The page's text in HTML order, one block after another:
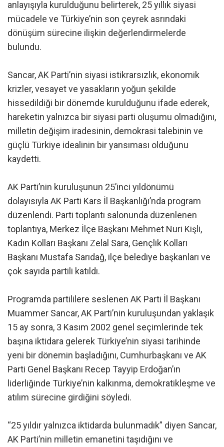
anlayışıyla kurulduğunu belirterek, 25 yıllık siyasi
mücadele ve Türkiye’nin son çeyrek asrındaki
dönüşüm sürecine ilişkin değerlendirmelerde
bulundu.
Sancar, AK Parti’nin siyasi istikrarsızlık, ekonomik
krizler, vesayet ve yasakların yoğun şekilde
hissedildiği bir dönemde kurulduğunu ifade ederek,
hareketin yalnızca bir siyasi parti oluşumu olmadığını,
milletin değişim iradesinin, demokrasi talebinin ve
güçlü Türkiye idealinin bir yansıması olduğunu
kaydetti.
AK Parti’nin kuruluşunun 25’inci yıldönümü
dolayısıyla AK Parti Kars İl Başkanlığı’nda program
düzenlendi. Parti toplantı salonunda düzenlenen
toplantıya, Merkez İlçe Başkanı Mehmet Nuri Kişli,
Kadın Kolları Başkanı Zelal Sara, Gençlik Kolları
Başkanı Mustafa Sarıdağ, ilçe belediye başkanları ve
çok sayıda partili katıldı.
Programda partililere seslenen AK Parti İl Başkanı
Muammer Sancar, AK Parti’nin kuruluşundan yaklaşık
15 ay sonra, 3 Kasım 2002 genel seçimlerinde tek
başına iktidara gelerek Türkiye’nin siyasi tarihinde
yeni bir dönemin başladığını, Cumhurbaşkanı ve AK
Parti Genel Başkanı Recep Tayyip Erdoğan’ın
liderliğinde Türkiye’nin kalkınma, demokratikleşme ve
atılım sürecine girdiğini söyledi.
“25 yıldır yalnızca iktidarda bulunmadık” diyen Sancar,
AK Parti’nin milletin emanetini taşıdığını ve